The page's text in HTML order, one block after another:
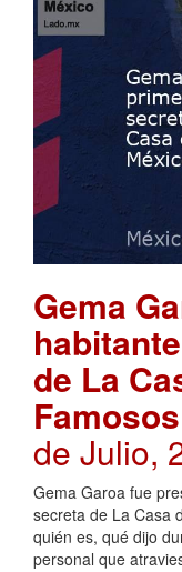
Gema
de La
de Julio,
Gema Garoa fue
secreta de La Casa
quién es, qué dijo
personal que